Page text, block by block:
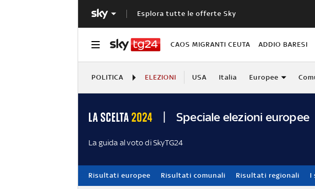
Esplora tutte le offerte Sky
CAOS MIGRANTI CEUTA ADDIO BARESI
POLITICA ELEZIONI USA Italia Europee
Speciale elezioni europee
La guida al voto di SkyTG24
Risultati europee Risultati comunali Risultati regionali I